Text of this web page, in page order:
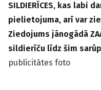
SILDIERĪCES, kas labi
pielietojuma, arī var
Ziedojums jānogādā
sildierīču līdz šim
publicitātes foto